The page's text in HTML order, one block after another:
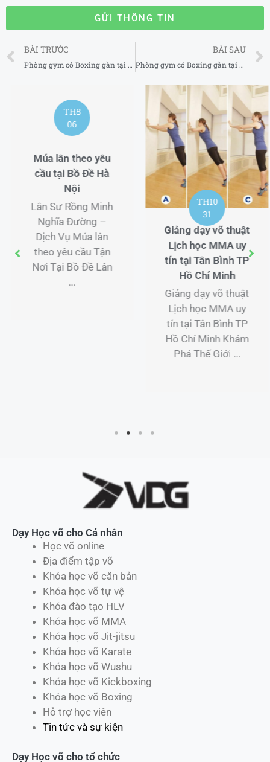
GỬI THÔNG TIN
Prev
BÀI TRƯỚC
Phòng gym có Boxing gần tại Quận Đống Đa Hà Nội 2025
BÀI SAU
Phòng gym có Boxing gần tại Huyện Quốc Oai Hà Nội 2025
TH8
06
Múa lân theo yêu
cầu tại Bồ Đề Hà
Nội
Lân Sư Rồng Minh
Nghĩa Đường –
Dịch Vụ Múa lân
theo yêu cầu Tận
Nơi Tại Bồ Đề Lân
...
TH10
31
Giảng dạy võ thuật
Lịch học MMA uy
tín tại Tân Bình TP
Hồ Chí Minh
Giảng dạy võ thuật
Lịch học MMA uy
tín tại Tân Bình TP
Hồ Chí Minh Khám
Phá Thế Giới ...
Dạy Học võ cho Cá nhân
Học võ online
Địa điểm tập võ
Khóa học võ căn bản
Khóa học võ tự vệ
Khóa đào tạo HLV
Khóa học võ MMA
Khóa học võ Jit-jitsu
Khóa học võ Karate
Khóa học võ Wushu
Khóa học võ Kickboxing
Khóa học võ Boxing
Hỗ trợ học viên
Tin tức và sự kiện
Dạy Học võ cho tổ chức